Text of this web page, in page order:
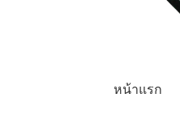
หน้าแรก